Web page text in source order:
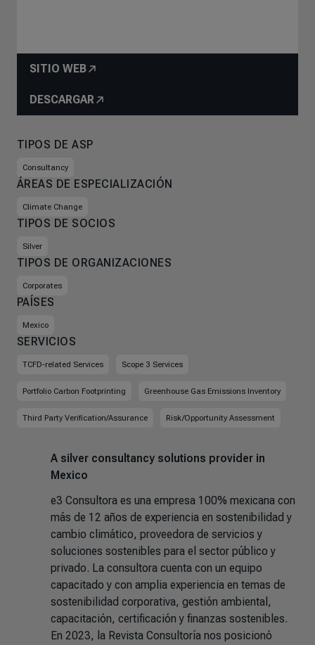
SITIO WEB
DESCARGAR
TIPOS DE ASP
Consultancy
ÁREAS DE ESPECIALIZACIÓN
Climate Change
TIPOS DE SOCIOS
Silver
TIPOS DE ORGANIZACIONES
Corporates
PAÍSES
Mexico
SERVICIOS
TCFD-related Services Scope 3 Services
Portfolio Carbon Footprinting Greenhouse Gas Emissions Inventory
Third Party Verification/Assurance Risk/Opportunity Assessment
A silver consultancy solutions provider in
Mexico
e3 Consultora es una empresa 100% mexicana con
más de 12 años de experiencia en sostenibilidad y
cambio climático, proveedora de servicios y
soluciones sostenibles para el sector público y
privado. La consultora cuenta con un equipo
capacitado y con amplia experiencia en temas de
sostenibilidad corporativa, gestión ambiental,
capacitación, certificación y finanzas sostenibles.
En 2023, la Revista Consultoría nos posicionó